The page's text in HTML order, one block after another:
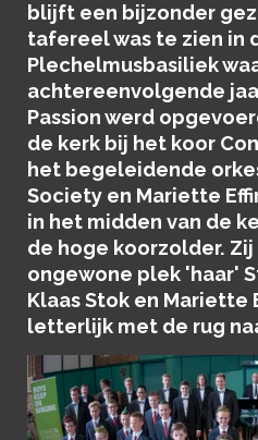
blijft een bijzonder
tafereel was te zien in
Plechelmusbasiliek
achtereenvolgende
Passion werd
de kerk bij het koor
het begeleidende
Society en Mariette
in het midden van de
de hoge koorzolder.
ongewone plek 'haar'
Klaas Stok en Mariette
letterlijk met de rug